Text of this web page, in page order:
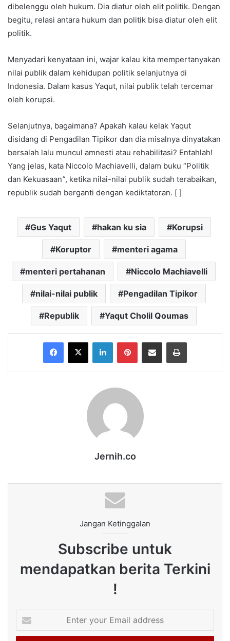
dibelenggu oleh hukum. Dia diatur oleh elit politik. Dengan
begitu, relasi antara hukum dan politik bisa diatur oleh elit
politik.
Menyadari kenyataan ini, wajar kalau kita mempertanyakan
nilai publik dalam kehidupan politik selanjutnya di
Indonesia. Dalam kasus Yaqut, nilai publik telah tercemar
oleh korupsi.
Selanjutnya, bagaimana? Apakah kalau kelak Yaqut
disidang di Pengadilan Tipikor dan dia misalnya dinyatakan
bersalah lalu muncul amnesti atau rehabilitasi? Entahlah!
Yang jelas, kata Niccolo Machiavelli, dalam buku “Politik
dan Kekuasaan”, ketika nilai-nilai publik sudah terabaikan,
republik sudah berganti dengan kediktatoran. [ ]
Gus Yaqut hakan ku sia Korupsi
Koruptor menteri agama
menteri pertahanan Niccolo Machiavelli
nilai-nilai publik Pengadilan Tipikor
Republik Yaqut Cholil Qoumas
Facebook
X LinkedInPinterestShare via Email Print
Jernih.co
Jangan Ketinggalan
Subscribe untuk
mendapatkan berita Terkini
!
your
Email